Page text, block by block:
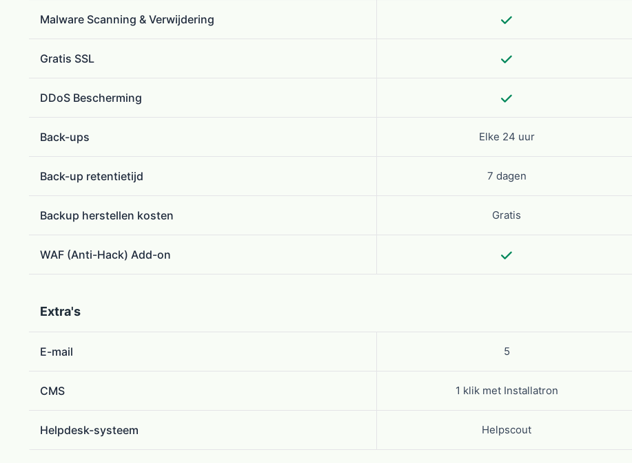
Malware Scanning & Verwijdering
Gratis SSL
DDoS Bescherming
Back-ups Elke 24 uur
Back-up retentietijd 7 dagen
Backup herstellen kosten Gratis
WAF (Anti-Hack) Add-on
Extra's
E-mail 5
CMS 1 klik met Installatron
Helpdesk-systeem Helpscout